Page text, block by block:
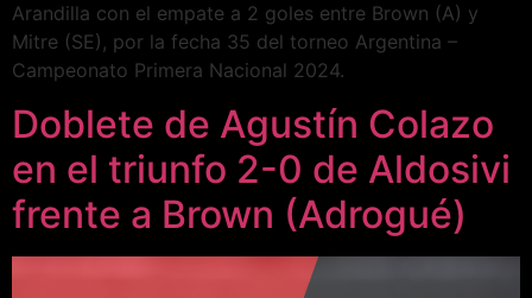
Arandilla con el empate a 2 goles entre Brown (A) y
Mitre (SE), por la fecha 35 del torneo Argentina –
Campeonato Primera Nacional 2024.
Doblete de Agustín Colazo
en el triunfo 2-0 de Aldosivi
frente a Brown (Adrogué)